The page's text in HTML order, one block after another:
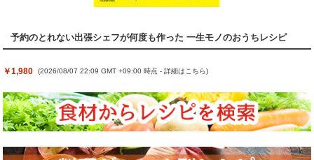
予約のとれない出張シェフが何度も作った 一生モノのおうちレシピ
￥1,980 (2026/08/07 22:09 GMT +09:00 時点 - 詳細はこちら)